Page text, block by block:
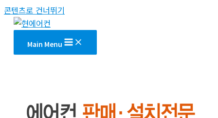
콘텐츠로 건너뛰기
Main Menu